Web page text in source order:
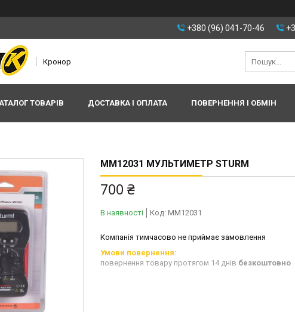
+380 (96) 041-70-46
Кронор
ТОВАРІВ ДОСТАВКА І ОПЛАТА ПОВЕРНЕННЯ І ОБМІН
MM12031 МУЛЬТИМЕТР STURM
700 ₴
В наявності Код: MM12031
Компанія тимчасово не приймає замовлення
повернення товару протягом 14 днів безкоштовно